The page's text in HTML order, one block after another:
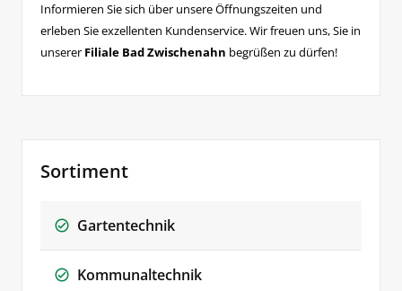
Informieren Sie sich über unsere Öffnungszeiten und
erleben Sie exzellenten Kundenservice. Wir freuen uns, Sie in
unserer Filiale Bad Zwischenahn begrüßen zu dürfen!
Sortiment
Gartentechnik
Kommunaltechnik